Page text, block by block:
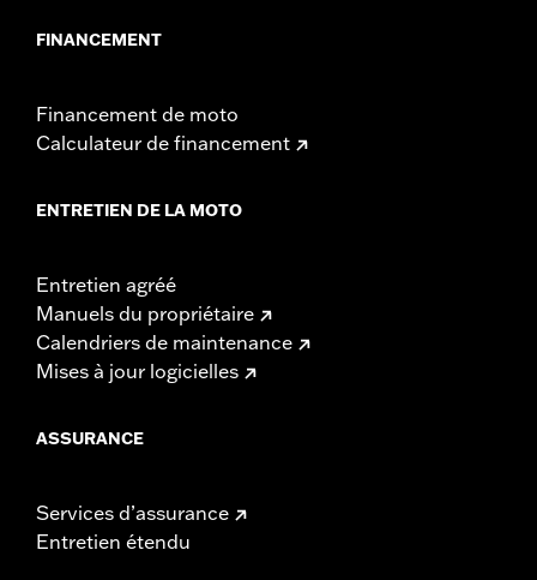
FINANCEMENT
Financement de moto
Calculateur de financement
ENTRETIEN DE LA MOTO
Entretien agréé
Manuels du propriétaire
Calendriers de maintenance
Mises à jour logicielles
ASSURANCE
Services d’assurance
Entretien étendu